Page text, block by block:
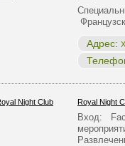
Адрес:
Royal Night
Вход: